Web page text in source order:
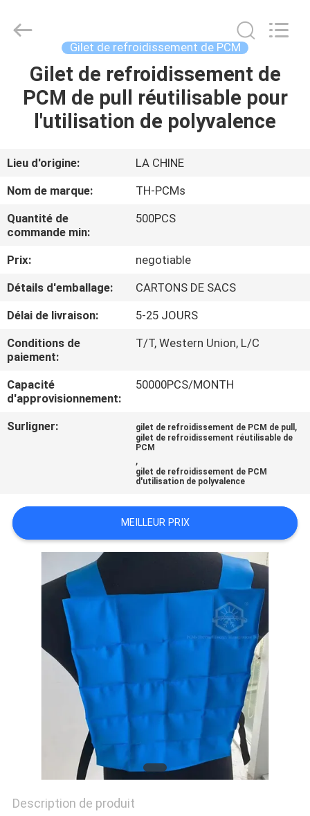
MAISON
PRODUITS
AU
SUJET
DE
NOUS
VISITE
CONTRÔLE
DE
QUALITÉ
CONTACTEZ-
NOUVELLES
CAS
PLAN
PRIVACY
energy
Technology
Reserved.
Gilet de refroidissement de PCM
Gilet de refroidissement de
PCM de pull réutilisable pour
l'utilisation de polyvalence
Lieu d'origine:
LA CHINE
Nom de marque:
TH-PCMs
Quantité de
commande min:
500PCS
Prix:
negotiable
Détails d'emballage:
CARTONS DE SACS
Délai de livraison:
5-25 JOURS
Conditions de
paiement:
T/T, Western Union, L/C
Capacité
d'approvisionnement:
50000PCS/MONTH
Surligner: gilet de refroidissement de PCM de pull ,
gilet de refroidissement réutilisable de
PCM
,
gilet de refroidissement de PCM
d'utilisation de polyvalence
MEILLEUR PRIX
Description de produit